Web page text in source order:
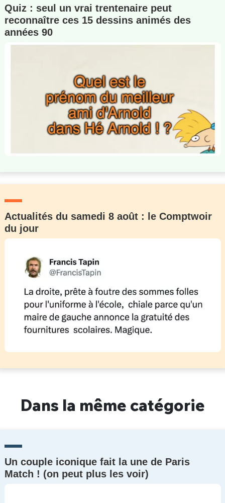
Quiz : seul un vrai trentenaire peut
reconnaître ces 15 dessins animés des
années 90
Actualités du samedi 8 août : le Comptwoir
du jour
Dans la même catégorie
Un couple iconique fait la une de Paris
Match ! (on peut plus les voir)